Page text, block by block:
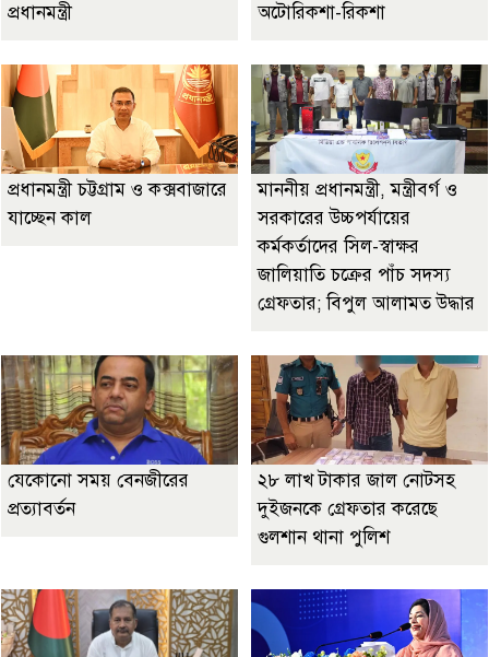
প্রধানমন্ত্রী
অটোরিকশা-রিকশা
প্রধানমন্ত্রী চট্টগ্রাম ও কক্সবাজারে
যাচ্ছেন কাল
মাননীয় প্রধানমন্ত্রী, মন্ত্রীবর্গ ও
সরকারের উচ্চপর্যায়ের
কর্মকর্তাদের সিল-স্বাক্ষর
জালিয়াতি চক্রের পাঁচ সদস্য
গ্রেফতার; বিপুল আলামত উদ্ধার
যেকোনো সময় বেনজীরের
প্রত্যাবর্তন
২৮ লাখ টাকার জাল নোটসহ
দুইজনকে গ্রেফতার করেছে
গুলশান থানা পুলিশ